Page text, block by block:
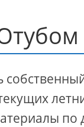
по